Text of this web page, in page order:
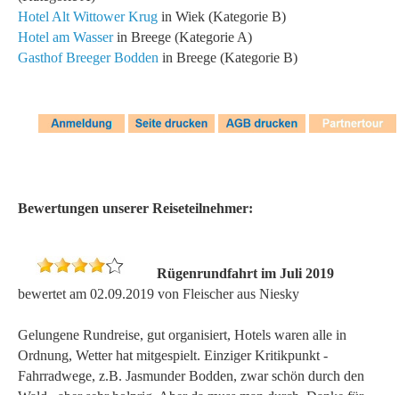
Hotel Alt Wittower Krug in Wiek (Kategorie B)
Hotel am Wasserin Breege (Kategorie A)
Gasthof Breeger Bodden in Breege (Kategorie B)
Bewertungen unserer Reiseteilnehmer:
Rügenrundfahrt im Juli 2019
bewertet am 02.09.2019 von Fleischer aus Niesky
Gelungene Rundreise, gut organisiert, Hotels waren alle in
Ordnung, Wetter hat mitgespielt. Einziger Kritikpunkt -
Fahrradwege, z.B. Jasmunder Bodden, zwar schön durch den